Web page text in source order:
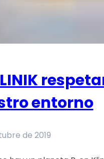
entorno
de 2019